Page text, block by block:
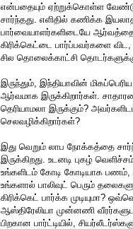
என்பதையும் ஏற்றுக்கொள்ள
சார்ந்தது. எளிதில் கணிக்க
பார்வையாளர்களிடையே ஆர்வத்தை
கிரிக்கெட்டை பார்ப்பவர்களை
சில தொலைக்காட்சி
இருந்தும், இந்தியாவின்
ஆர்வமாக இருக்கிறார்கள்.
தெரியாமலா இருக்கும்?
செலவழிக்கிறார்கள்?
இது வெறும் லாப நோக்கத்தை
இருக்கிறது. உடனடி புகழ்
உங்களிடம் கோடி கோடியாக
உங்களால் பாலிவுட் பெரும்
கிரிக்கெட் பார்க்க முடியுமா?
ஆஸ்திரேலியா முன்னணி
பிறகான பார்ட்டியில்,